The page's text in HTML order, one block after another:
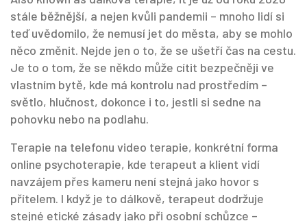
stále běžnější, a nejen kvůli pandemii – mnoho lidí si
teď uvědomilo, že nemusí jet do města, aby se mohlo
něco změnit. Nejde jen o to, že se ušetří čas na cestu.
Je to o tom, že se někdo může cítit bezpečněji ve
vlastním bytě, kde má kontrolu nad prostředím –
světlo, hlučnost, dokonce i to, jestli si sedne na
pohovku nebo na podlahu.
Terapie na telefonu video terapie, konkrétní forma
online psychoterapie, kde terapeut a klient vidí
navzájem přes kameru není stejná jako hovor s
přítelem. I když je to dálkově, terapeut dodržuje
stejné etické zásady jako při osobní schůzce –